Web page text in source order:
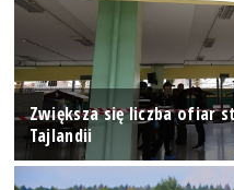
Zwiększa się liczba ofiar
Tajlandii